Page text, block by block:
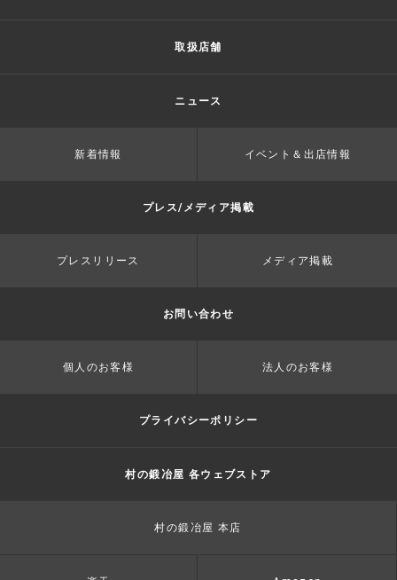
取扱店舗
ニュース
新着情報 イベント＆出店情報
プレス/メディア掲載
プレスリリース メディア掲載
お問い合わせ
個人のお客様 法人のお客様
プライバシーポリシー
村の鍛冶屋 各ウェブストア
村の鍛冶屋 本店